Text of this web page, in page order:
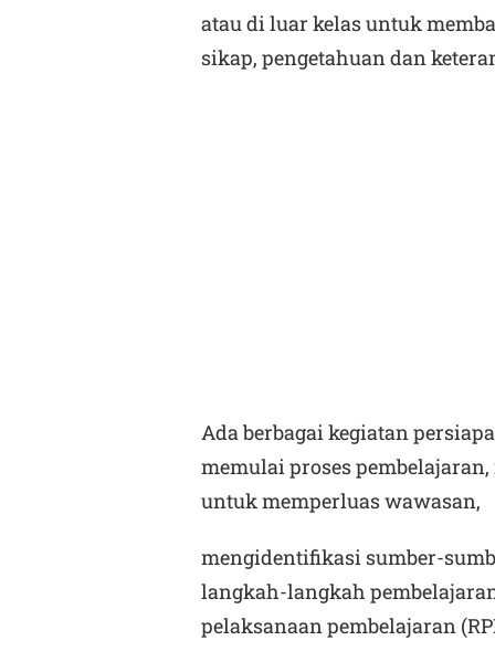
atau di luar kelas untuk
sikap, pengetahuan dan
Ada berbagai kegiatan
memulai proses
untuk memperluas wawasan,
mengidentifikasi sumber-
langkah-langkah
pelaksanaan pembelajaran